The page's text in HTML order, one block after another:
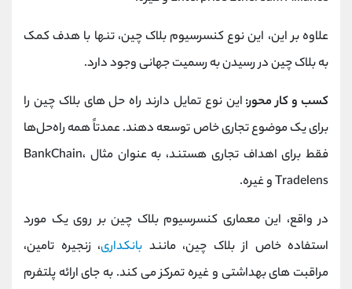
علاوه بر این، این نوع کنسرسیوم بلاک چین، تنها با هدف کمک
به بلاک چین در رسیدن به رسمیت جهانی وجود دارد.
کسب و کار محور: این نوع تمایل دارند راه حل های بلاک چین را
برای یک موضوع تجاری خاص توسعه دهند. عمدتاً همه راه‌حل‌ها
فقط برای اهداف تجاری هستند، به عنوان مثال BankChain،
Tradelens و غیره.
در واقع، این معماری کنسرسیوم بلاک چین بر روی یک مورد
استفاده خاص از بلاک چین، مانند بانکداری، زنجیره تامین،
مراقبت های بهداشتی و غیره تمرکز می کند. به جای ارائه پلتفرم